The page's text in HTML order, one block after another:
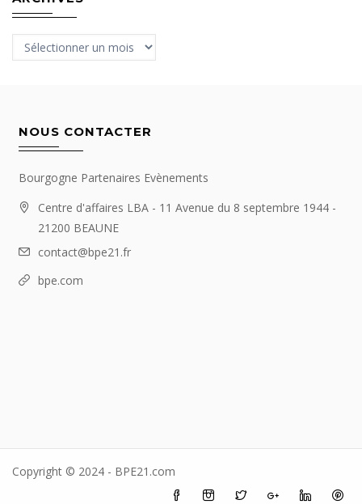
Archives
NOUS CONTACTER
Bourgogne Partenaires Evènements
Centre d'affaires LBA - 11 Avenue du 8 septembre 1944 -
21200 BEAUNE
contact@bpe21.fr
bpe.com
Copyright © 2024 - BPE21.com